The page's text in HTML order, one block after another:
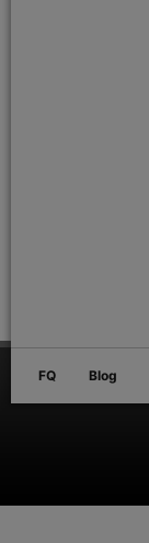
FQ Blog